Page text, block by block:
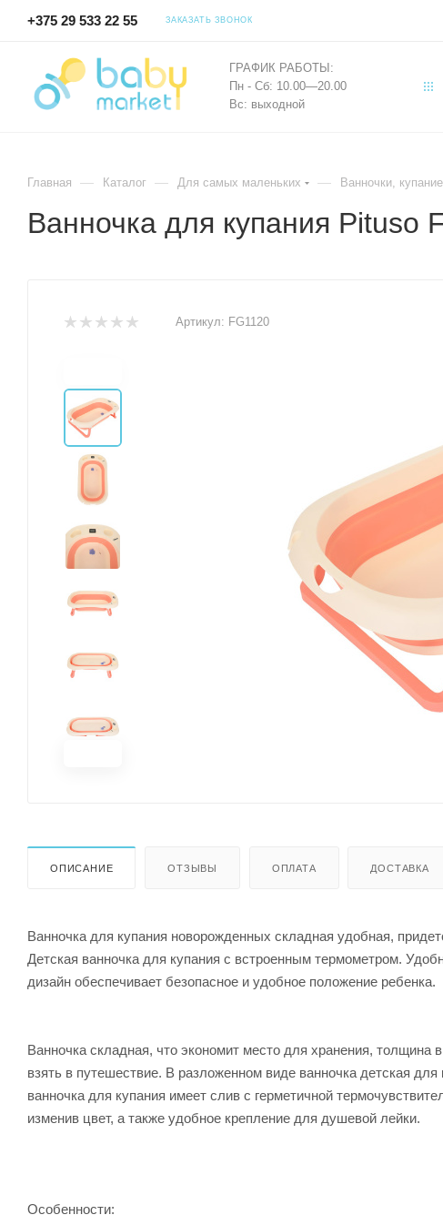
+375 29 533 22 55 ЗАКАЗАТЬ ЗВОНОК
ГРАФИК РАБОТЫ:
Пн - Сб: 10.00—20.00
Вс: выходной
Главная — Каталог — Для самых маленьких — Ванночки, купание
Ванночка для купания Pituso
Артикул: FG1120
ОПИСАНИЕ ОТЗЫВЫ ОПЛАТА ДОСТАВКА
Ванночка для купания новорожденных складная удобная,
Детская ванночка для купания с встроенным термометром.
дизайн обеспечивает безопасное и удобное положение ребенка.
Ванночка складная, что экономит место для хранения,
взять в путешествие. В разложенном виде ванночка детская
ванночка для купания имеет слив с герметичной
изменив цвет, а также удобное крепление для душевой лейки.
Особенности: